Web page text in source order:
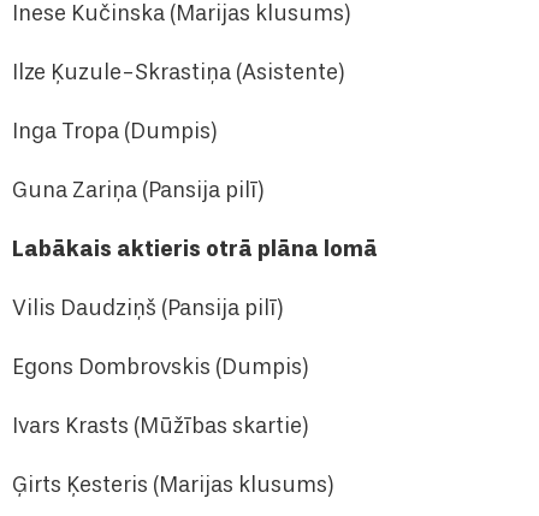
Inese Kučinska (Marijas klusums)
Ilze Ķuzule-Skrastiņa (Asistente)
Inga Tropa (Dumpis)
Guna Zariņa (Pansija pilī)
Labākais aktieris otrā plāna lomā
Vilis Daudziņš (Pansija pilī)
Egons Dombrovskis (Dumpis)
Ivars Krasts (Mūžības skartie)
Ģirts Ķesteris (Marijas klusums)